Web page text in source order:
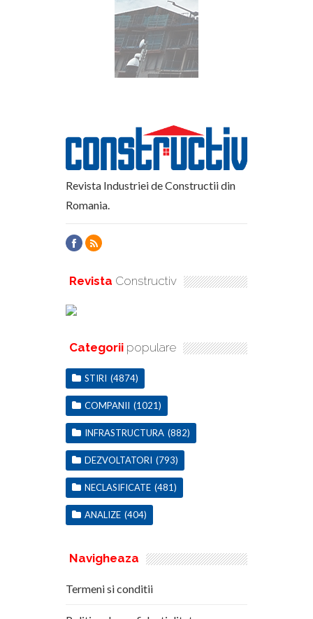
Revista Industriei de Constructii din
Romania.
Revista Constructiv
Categorii populare
STIRI (4874)
COMPANII (1021)
INFRASTRUCTURA (882)
DEZVOLTATORI (793)
NECLASIFICATE (481)
ANALIZE (404)
Navigheaza
Termeni si conditii